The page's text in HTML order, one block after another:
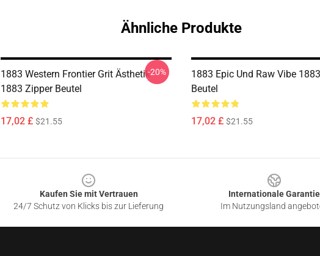
Ähnliche Produkte
1883 Western Frontier Grit Ästhetik
1883 Zipper Beutel
17,02 £ $21.55
-20%
1883 Epic Und Raw Vibe
Beutel
17,02 £ $21.55
Kaufen Sie mit Vertrauen
24/7 Schutz von Klicks bis zur Lieferung
Internationale Garantie
Im Nutzungsland